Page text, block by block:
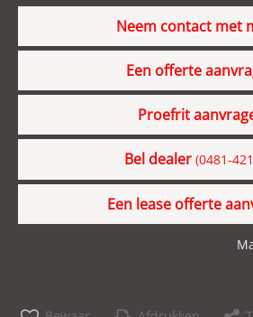
Neem contact met
Een offerte
Proefrit
Bel dealer (0481-
Een lease offerte